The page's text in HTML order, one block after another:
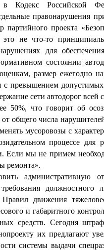
Кодекс Российской
правонарушения
партийного проекта
не что-то
для
состоянии
размер ежегодно
с превышением
сети автодорог
50%, что говорит об
общего числа
мусоровозы с
процессе для
Если мы не примем
ремонта».
административную
требования
движения
и габаритного
средств. Сегодня
их предлагают
системы выдачи